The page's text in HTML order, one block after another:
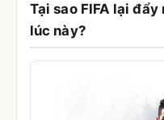
Tại sao FIFA lại đẩy
lúc này?